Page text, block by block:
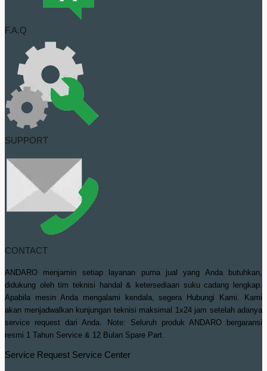
F.A.Q
SUPPORT
CONTACT
ANDARO menjamin setiap layanan purna jual yang Anda butuhkan,
didukung oleh tim teknisi handal & ketersediaan suku cadang lengkap.
Apabila mesin Anda mengalami kendala, segera Hubungi Kami. Kami
akan menjadwalkan kunjungan teknisi maksimal 1x24 jam setelah adanya
service request dari Anda. Note: Seluruh produk ANDARO bergaransi
resmi 1 Tahun Service & 12 Bulan Spare Part.
Service Request Service Center